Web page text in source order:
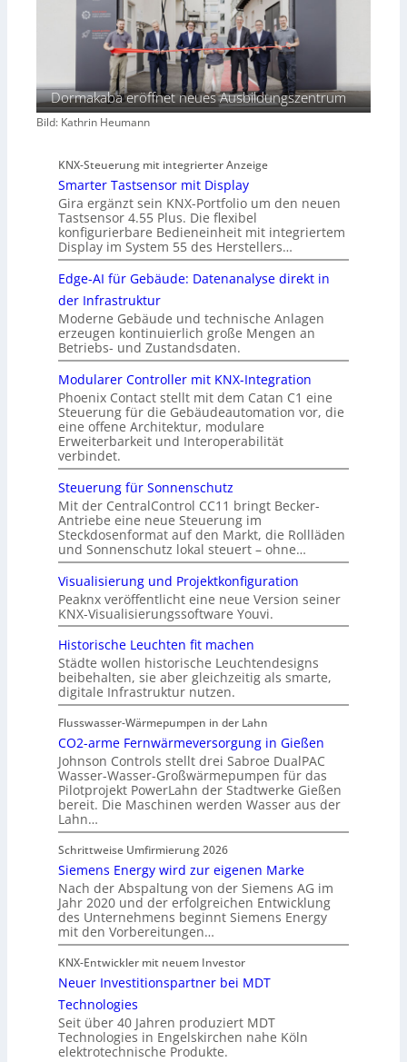
Dormakaba eröffnet neues Ausbildungszentrum
Bild: Kathrin Heumann
KNX-Steuerung mit integrierter Anzeige
Smarter Tastsensor mit Display
Gira ergänzt sein KNX-Portfolio um den neuen
Tastsensor 4.55 Plus. Die flexibel
konfigurierbare Bedieneinheit mit integriertem
Display im System 55 des Herstellers…
Edge-AI für Gebäude: Datenanalyse direkt in
der Infrastruktur
Moderne Gebäude und technische Anlagen
erzeugen kontinuierlich große Mengen an
Betriebs- und Zustandsdaten.
Modularer Controller mit KNX-Integration
Phoenix Contact stellt mit dem Catan C1 eine
Steuerung für die Gebäudeautomation vor, die
eine offene Architektur, modulare
Erweiterbarkeit und Interoperabilität
verbindet.
Steuerung für Sonnenschutz
Mit der CentralControl CC11 bringt Becker-
Antriebe eine neue Steuerung im
Steckdosenformat auf den Markt, die Rollläden
und Sonnenschutz lokal steuert – ohne…
Visualisierung und Projektkonfiguration
Peaknx veröffentlicht eine neue Version seiner
KNX-Visualisierungssoftware Youvi.
Historische Leuchten fit machen
Städte wollen historische Leuchtendesigns
beibehalten, sie aber gleichzeitig als smarte,
digitale Infrastruktur nutzen.
Flusswasser-Wärmepumpen in der Lahn
CO2-arme Fernwärmeversorgung in Gießen
Johnson Controls stellt drei Sabroe DualPAC
Wasser-Wasser-Großwärmepumpen für das
Pilotprojekt PowerLahn der Stadtwerke Gießen
bereit. Die Maschinen werden Wasser aus der
Lahn…
Schrittweise Umfirmierung 2026
Siemens Energy wird zur eigenen Marke
Nach der Abspaltung von der Siemens AG im
Jahr 2020 und der erfolgreichen Entwicklung
des Unternehmens beginnt Siemens Energy
mit den Vorbereitungen…
KNX-Entwickler mit neuem Investor
Neuer Investitionspartner bei MDT
Technologies
Seit über 40 Jahren produziert MDT
Technologies in Engelskirchen nahe Köln
elektrotechnische Produkte.